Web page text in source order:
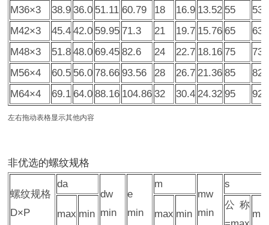
M36×3
38.9 36.0 51.11 60.79 18 16.9 13.52 55
M42×3
45.4 42.0 59.95 71.3 21 19.7 15.76 65
M48×3
51.8 48.0 69.45 82.6 24 22.7 18.16 75
M56×4
60.5 56.0 78.66 93.56 28 26.7 21.36 85
M64×4
69.1 64.0 88.16 104.86 32 30.4 24.32 95
左右拖动表格显示其他内容
非优选的螺纹规格
螺纹规格
D×P
da
dw
min
e
min
m
mw
min
s
max min max min
公称
min